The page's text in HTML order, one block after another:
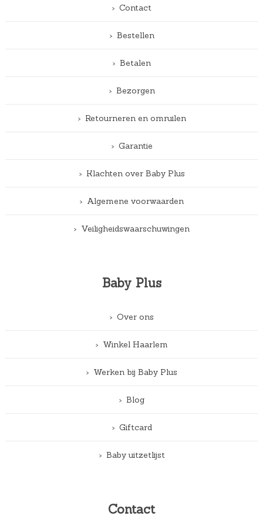
Contact
Bestellen
Betalen
Bezorgen
Retourneren en omruilen
Garantie
Klachten over Baby Plus
Algemene voorwaarden
Veiligheidswaarschuwingen
Baby Plus
Over ons
Winkel Haarlem
Werken bij Baby Plus
Blog
Giftcard
Baby uitzetlijst
Contact